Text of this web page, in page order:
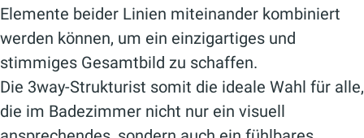
Elemente beider Linien miteinander kombiniert
werden können, um ein einzigartiges und
stimmiges Gesamtbild zu schaffen.
Die 3way-Strukturist somit die ideale Wahl für alle,
die im Badezimmer nicht nur ein visuell